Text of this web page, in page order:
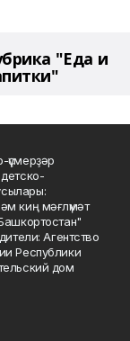
"Еда и
киң мәғлүмәт
Агентство
Республики
дом